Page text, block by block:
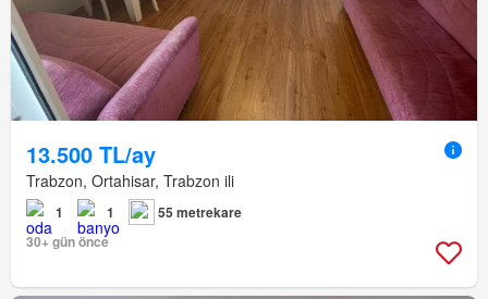
13.500 TL/ay
Trabzon, Ortahisar, Trabzon ili
1 1
55 metrekare
30+ gün önce